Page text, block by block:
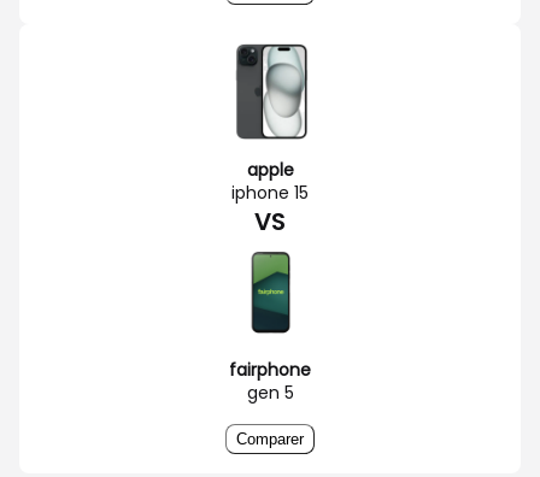
apple
iphone 15
VS
fairphone
gen 5
Comparer